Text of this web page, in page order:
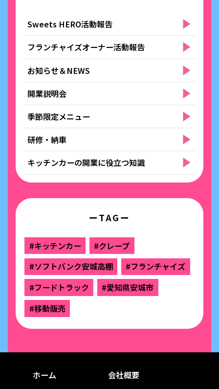
Sweets HERO活動報告
フランチャイズオーナー活動報告
お知らせ＆NEWS
開業説明会
季節限定メニュー
研修・納車
キッチンカーの開業に役立つ知識
ーTAGー
#キッチンカー
#クレープ
#ソフトバンク安城高棚
#フランチャイズ
#フードトラック
#愛知県安城市
#移動販売
ホーム
会社概要